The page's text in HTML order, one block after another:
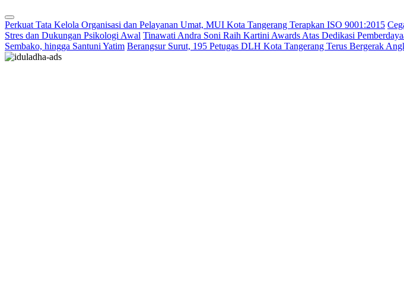
Perkuat Tata Kelola Organisasi dan Pelayanan Umat, MUI Kota Tangerang Terapkan ISO 9001:2015
Stres dan Dukungan Psikologi Awal Tinawati Andra Soni Raih Kartini Awards Atas Dedikasi
Sembako, hingga Santuni Yatim Berangsur Surut, 195 Petugas DLH Kota Tangerang Terus Bergerak